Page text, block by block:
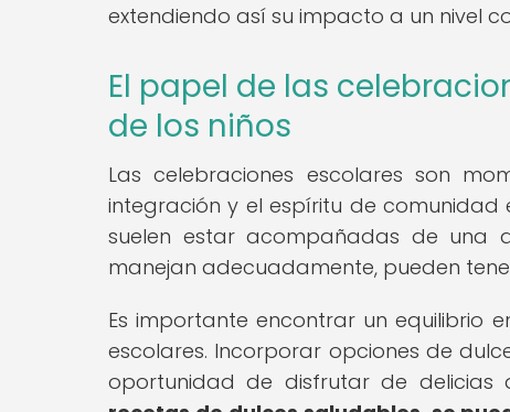
extendiendo así su impacto a un nivel
El papel de las
de los niños
Las celebraciones escolares son
integración y el espíritu de comunidad
suelen estar acompañadas de una
manejan adecuadamente, pueden
Es importante encontrar un equilibrio
escolares. Incorporar opciones de
oportunidad de disfrutar de delicias